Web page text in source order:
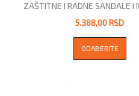
ZAŠTITNE I RADNE SANDALE I
5.388,00 RSD
ODABERITE